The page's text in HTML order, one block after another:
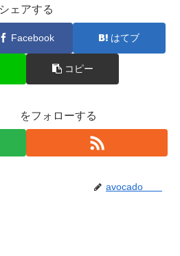
シェアする
Facebook はてブ
コピー
をフォローする
avocado